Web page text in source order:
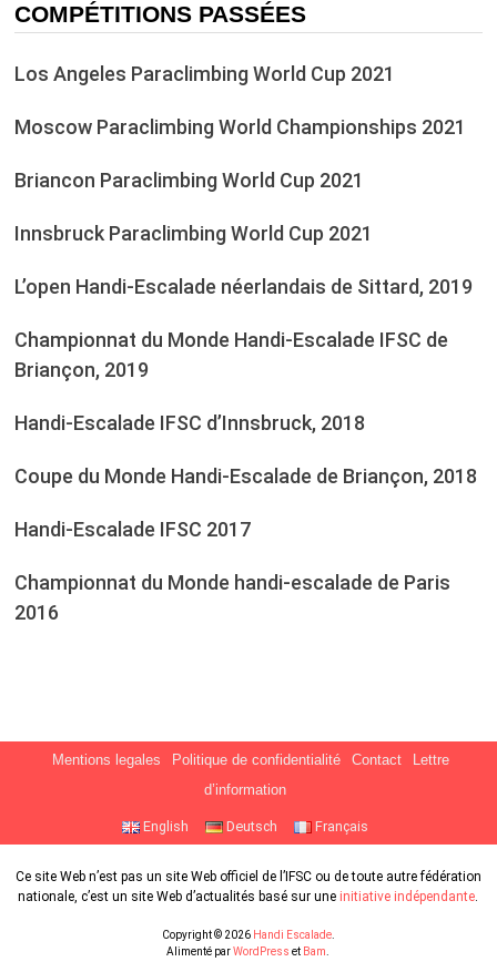
COMPÉTITIONS PASSÉES
Los Angeles Paraclimbing World Cup 2021
Moscow Paraclimbing World Championships 2021
Briancon Paraclimbing World Cup 2021
Innsbruck Paraclimbing World Cup 2021
L’open Handi-Escalade néerlandais de Sittard, 2019
Championnat du Monde Handi-Escalade IFSC de
Briançon, 2019
Handi-Escalade IFSC d’Innsbruck, 2018
Coupe du Monde Handi-Escalade de Briançon, 2018
Handi-Escalade IFSC 2017
Championnat du Monde handi-escalade de Paris
2016
Mentions legales Politique de confidentialité Contact
Lettre
d’information
English Deutsch Français
Ce site Web n’est pas un site Web officiel de l’IFSC ou de toute autre fédération
nationale, c’est un site Web d’actualités basé sur une initiative indépendante.
Copyright © 2026 Handi Escalade.
Alimenté parWordPress et Bam